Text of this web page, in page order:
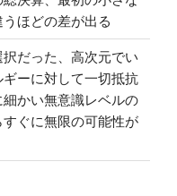
ほどの差が出る
だった、高次元でい
ーに対して一切抵抗
かい無意識レベルの
ぐに無限の可能性が